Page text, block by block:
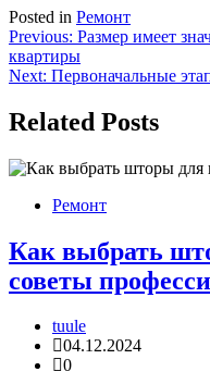
Posted in Ремонт
Навигация
по
Previous: Размер имеет
квартиры
Next: Первоначальные
Related Posts
Ремонт
Как выбрать
советы
tuule
04.12.2024
0